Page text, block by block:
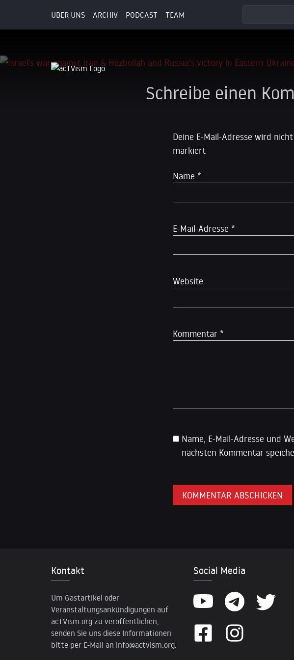
ÜBER UNS ARCHIV PODCAST TEAM
2. Oktober 2024
Schreibe einen
Deine E-Mail-Adresse wird
markiert
Kommentar *
Name *
E-Mail-Adresse *
Website
Name, E-Mail-Adresse und
nächsten Kommentar
Kontakt
Um Gastartikel oder
Veranstaltungsankündigungen auf
acTVism.org zu veröffentlichen,
senden Sie uns diese Informationen
bitte per E-Mail an info@actvism.org.
Social Media